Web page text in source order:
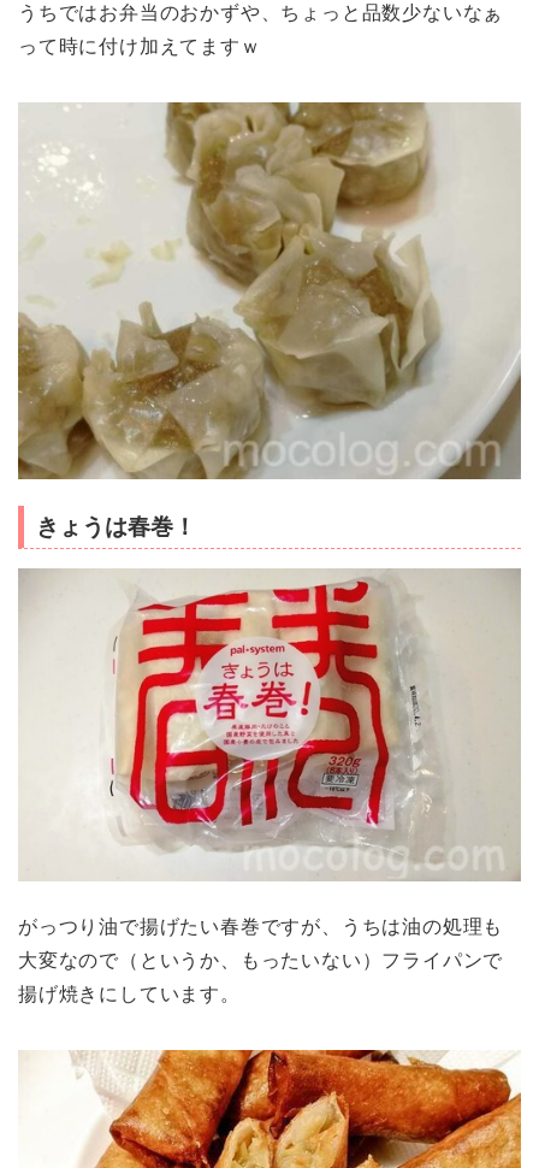
うちではお弁当のおかずや、ちょっと品数少ないなぁ
って時に付け加えてますｗ
きょうは春巻！
がっつり油で揚げたい春巻ですが、うちは油の処理も
大変なので（というか、もったいない）フライパンで
揚げ焼きにしています。